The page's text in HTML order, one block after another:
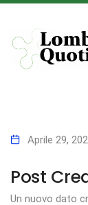
Aprile 29,
Post
Un nuovo dato